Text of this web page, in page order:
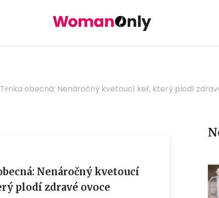
Trnka obecná: Nenáročný kvetoucí keř, který plodí